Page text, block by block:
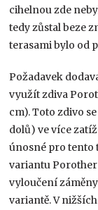
cihelnou zde
tedy zůstal beze
terasami bylo od
Požadavek
využít zdiva
cm). Toto zdivo
dolů) ve více
únosné pro tento
variantu
vyloučení
variantě. V